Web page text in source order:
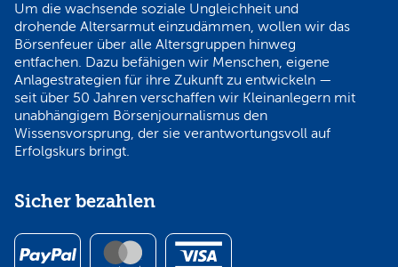
Um die wachsende soziale Ungleichheit und
drohende Altersarmut einzudämmen, wollen wir das
Börsenfeuer über alle Altersgruppen hinweg
entfachen. Dazu befähigen wir Menschen, eigene
Anlagestrategien für ihre Zukunft zu entwickeln —
seit über 50 Jahren verschaffen wir Kleinanlegern mit
unabhängigem Börsenjournalismus den
Wissensvorsprung, der sie verantwortungsvoll auf
Erfolgskurs bringt.
Sicher bezahlen